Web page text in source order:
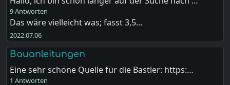
9 Antworten
Das wäre vielleicht was; fasst 3,5…
2022.07.06
Bauanleitungen
Eine sehr schöne Quelle für die Bastler: https:…
1 Antworten